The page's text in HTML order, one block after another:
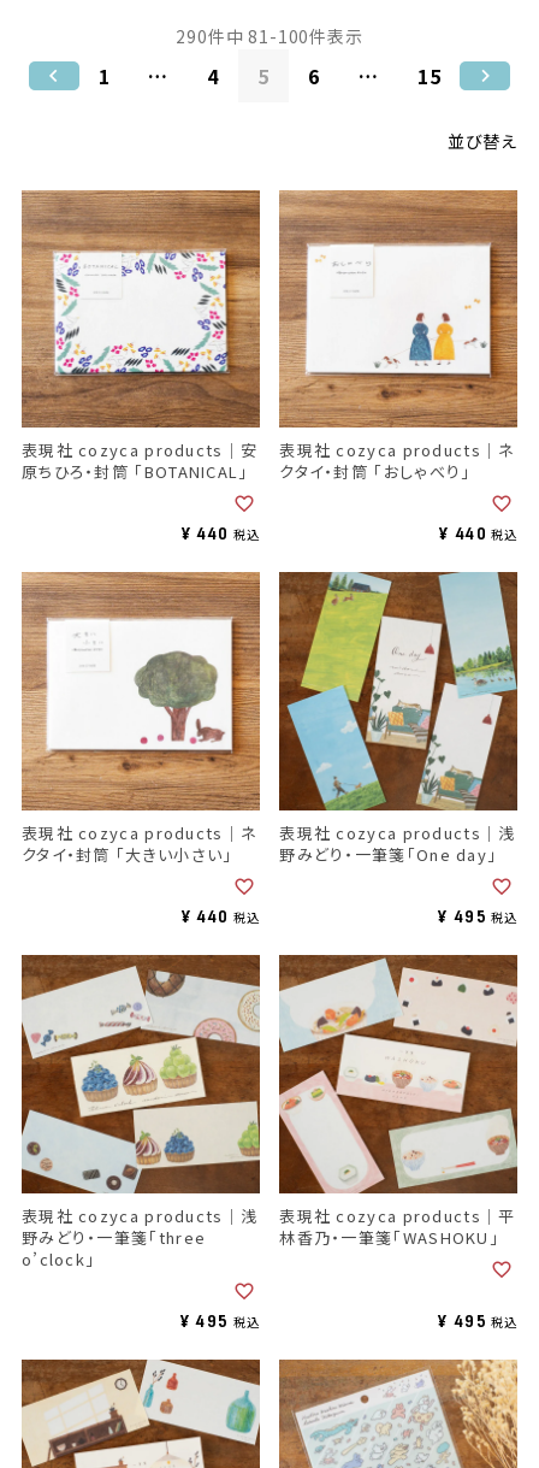
並び替え
290件中 81 -100件表示
1 … 4 5 6 … 15
表現社 cozyca products｜安
原ちひろ・封筒 「BOTANICAL」
¥ 440 税込
表現社 cozyca products｜ネ
クタイ・封筒 「おしゃべり」
¥ 440 税込
表現社 cozyca products｜ネ
クタイ・封筒 「大きい小さい」
¥ 440 税込
表現社 cozyca products｜浅
野みどり・一筆箋「One day」
¥ 495 税込
表現社 cozyca products｜浅
野みどり・一筆箋「three
o’clock」
¥ 495 税込
表現社 cozyca products｜平
林香乃・一筆箋「WASHOKU」
¥ 495 税込